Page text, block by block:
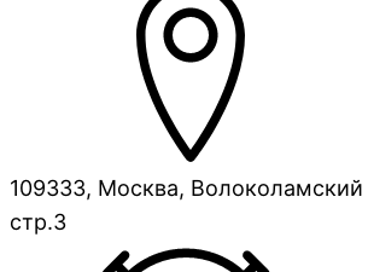
109333, Москва, Волоколамский
стр.3